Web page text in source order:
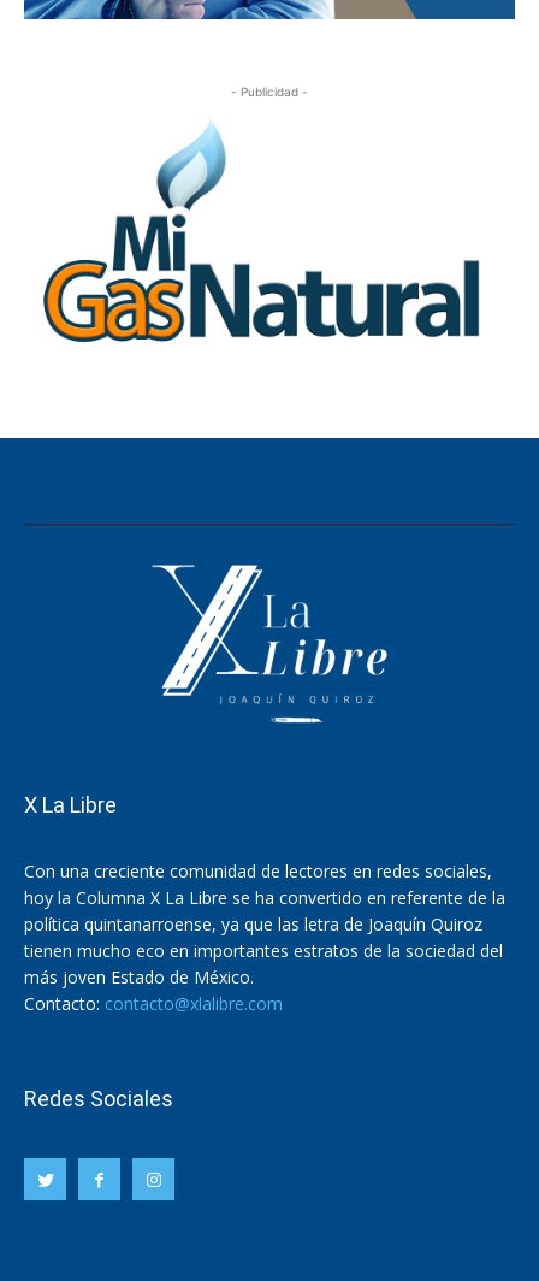
X La Libre
Con una creciente comunidad de lectores en redes sociales,
hoy la Columna X La Libre se ha convertido en referente de la
política quintanarroense, ya que las letra de Joaquín Quiroz
tienen mucho eco en importantes estratos de la sociedad del
más joven Estado de México.
Contacto: contacto@xlalibre.com
Redes Sociales